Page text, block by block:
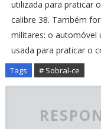
utilizada para praticar
calibre 38. Também
militares: o automóvel
usada para praticar o
Tags # Sobral-ce